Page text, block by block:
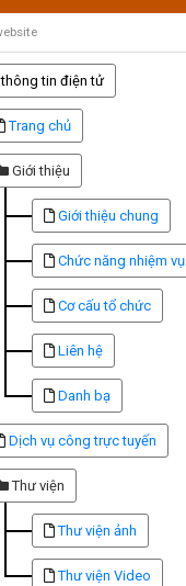
tin điện tử
Trang chủ
Giới thiệu
Giới thiệu chung
Chức năng nhiệm vụ
Cơ cấu tổ chức
Liên hệ
Danh bạ
Dịch vụ công trực tuyến
Thư viện
Thư viện ảnh
Thư viện Video